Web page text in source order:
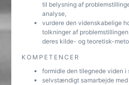
til belysning af
analyse,
vurdere den videnskabelige
tolkninger af
deres kilde- og teoretisk-
KOMPETENCER
formidle den tilegnede viden
selvstændigt samarbejde